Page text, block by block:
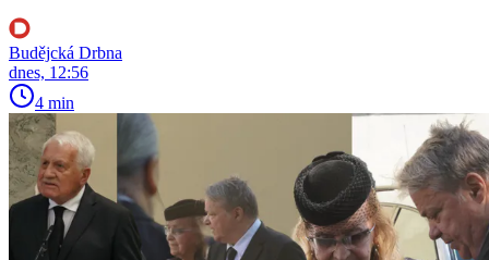
Budějcká Drbna
dnes, 12:56
4 min